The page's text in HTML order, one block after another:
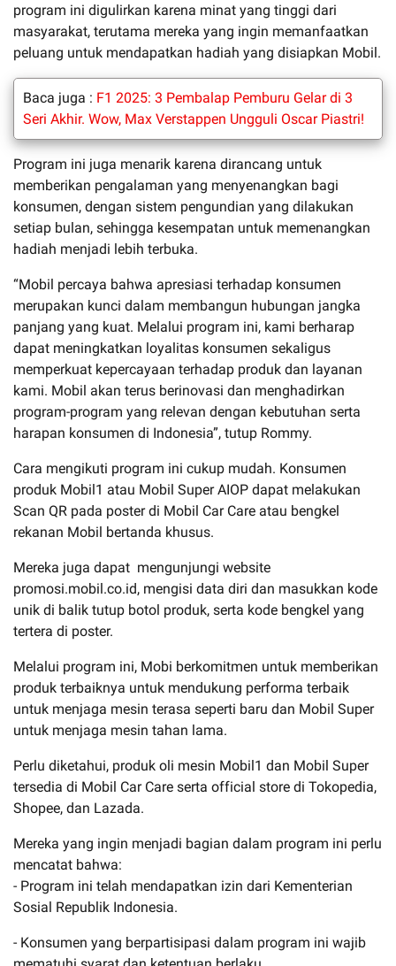
program ini digulirkan karena minat yang tinggi dari
masyarakat, terutama mereka yang ingin memanfaatkan
peluang untuk mendapatkan hadiah yang disiapkan Mobil.
Baca juga : F1 2025: 3 Pembalap Pemburu Gelar di 3
Seri Akhir. Wow, Max Verstappen Ungguli Oscar Piastri!
Program ini juga menarik karena dirancang untuk
memberikan pengalaman yang menyenangkan bagi
konsumen, dengan sistem pengundian yang dilakukan
setiap bulan, sehingga kesempatan untuk memenangkan
hadiah menjadi lebih terbuka.
“Mobil percaya bahwa apresiasi terhadap konsumen
merupakan kunci dalam membangun hubungan jangka
panjang yang kuat. Melalui program ini, kami berharap
dapat meningkatkan loyalitas konsumen sekaligus
memperkuat kepercayaan terhadap produk dan layanan
kami. Mobil akan terus berinovasi dan menghadirkan
program-program yang relevan dengan kebutuhan serta
harapan konsumen di Indonesia”, tutup Rommy.
Cara mengikuti program ini cukup mudah. Konsumen
produk Mobil1 atau Mobil Super AIOP dapat melakukan
Scan QR pada poster di Mobil Car Care atau bengkel
rekanan Mobil bertanda khusus.
Mereka juga dapat mengunjungi website
promosi.mobil.co.id, mengisi data diri dan masukkan kode
unik di balik tutup botol produk, serta kode bengkel yang
tertera di poster.
Melalui program ini, Mobi berkomitmen untuk memberikan
produk terbaiknya untuk mendukung performa terbaik
untuk menjaga mesin terasa seperti baru dan Mobil Super
untuk menjaga mesin tahan lama.
Perlu diketahui, produk oli mesin Mobil1 dan Mobil Super
tersedia di Mobil Car Care serta official store di Tokopedia,
Shopee, dan Lazada.
Mereka yang ingin menjadi bagian dalam program ini perlu
mencatat bahwa:
- Program ini telah mendapatkan izin dari Kementerian
Sosial Republik Indonesia.
- Konsumen yang berpartisipasi dalam program ini wajib